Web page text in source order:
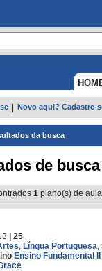
Novo aqui? Cadastre-
da busca
de busca
1 plano(s) de
| 25
, Língua Portuguesa,
Ensino Fundamental II